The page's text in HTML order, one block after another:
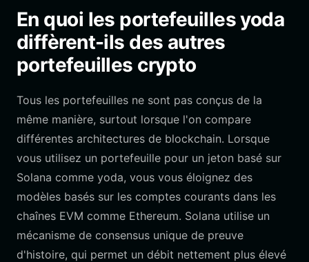
En quoi les portefeuilles yoda
diffèrent-ils des autres
portefeuilles crypto
Tous les portefeuilles ne sont pas conçus de la
même manière, surtout lorsque l'on compare
différentes architectures de blockchain. Lorsque
vous utilisez un portefeuille pour un jeton basé sur
Solana comme yoda, vous vous éloignez des
modèles basés sur les comptes courants dans les
chaînes EVM comme Ethereum. Solana utilise un
mécanisme de consensus unique de preuve
d'histoire, qui permet un débit nettement plus élevé